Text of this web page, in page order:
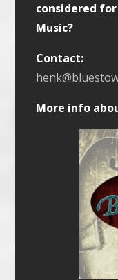
considered
Music?
Contact:
More info